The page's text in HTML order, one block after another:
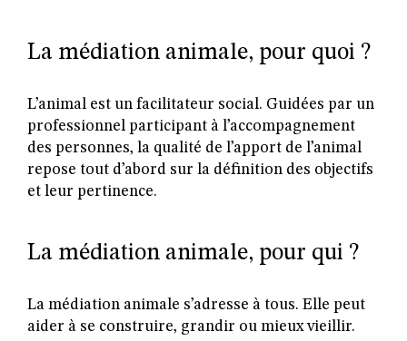
La médiation animale, pour quoi ?
L’animal est un facilitateur social. Guidées par un
professionnel participant à l’accompagnement
des personnes, la qualité de l’apport de l’animal
repose tout d’abord sur la définition des objectifs
et leur pertinence.
La médiation animale, pour qui ?
La médiation animale s’adresse à tous. Elle peut
aider à se construire, grandir ou mieux vieillir.